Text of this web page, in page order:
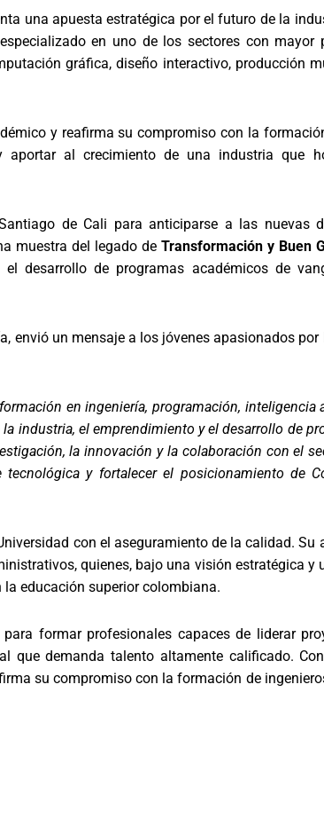
una apuesta estratégica por el futuro de la
en uno de los sectores con mayor
gráfica, diseño interactivo, producción
y reafirma su compromiso con la
aportar al crecimiento de una industria que
de Cali para anticiparse a las nuevas
muestra del legado de Transformación y Buen
desarrollo de programas académicos de
envió un mensaje a los jóvenes apasionados
en ingeniería, programación,
industria, el emprendimiento y el desarrollo de
la innovación y la colaboración con el
y fortalecer el posicionamiento de
con el aseguramiento de la calidad.
quienes, bajo una visión estratégica y
educación superior colombiana.
formar profesionales capaces de liderar
demanda talento altamente calificado.
su compromiso con la formación de